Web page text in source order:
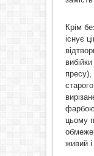
Крім
існує
пресу),
цьому
живий